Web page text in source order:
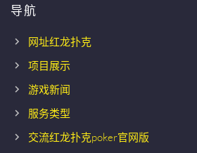
导航
网址红龙扑克
项目展示
游戏新闻
服务类型
交流红龙扑克poker官网版